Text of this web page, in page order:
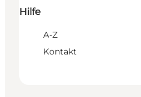
Hilfe
A-Z
Kontakt